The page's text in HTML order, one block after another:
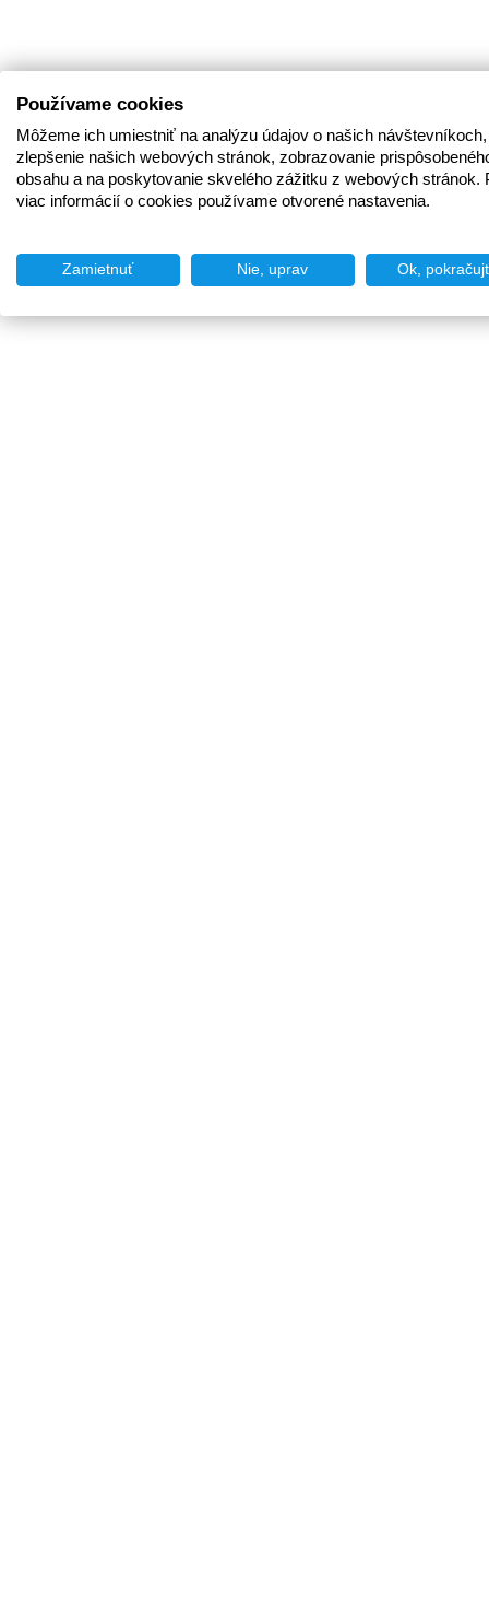
Používame cookies
Môžeme ich umiestniť na analýzu údajov o našich
zlepšenie našich webových stránok, zobrazovanie
obsahu a na poskytovanie skvelého zážitku z webových stránok.
viac informácií o cookies používame otvorené nastavenia.
Zamietnuť Nie, uprav Ok,